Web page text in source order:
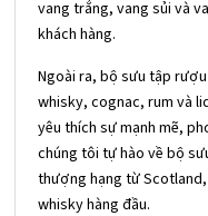
vang trắng, vang sủi và
khách hàng.
Ngoài ra, bộ sưu tập
whisky, cognac, rum và
yêu thích sự mạnh mẽ,
chúng tôi tự hào về bộ
thượng hạng từ
whisky hàng đầu.